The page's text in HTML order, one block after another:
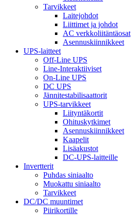
Tarvikkeet
Laitejohdot
Liittimet ja johdot
AC verkkoliitäntäosat
Asennuskiinnikkeet
UPS-laitteet
Off-Line UPS
Line-Interaktiiviset
On-Line UPS
DC UPS
Jännitestabilisaattorit
UPS-tarvikkeet
Liityntäkortit
Ohituskytkimet
Asennuskiinnikkeet
Kaapelit
Lisäakustot
DC-UPS-laitteille
Invertterit
Puhdas siniaalto
Muokattu siniaalto
Tarvikkeet
DC/DC muuntimet
Piirikortille